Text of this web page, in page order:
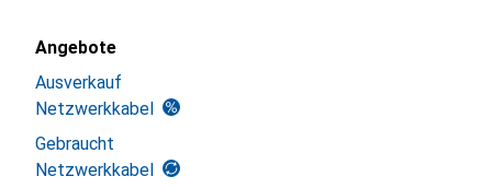
Angebote
Ausverkauf
Netzwerkkabel
Gebraucht
Netzwerkkabel